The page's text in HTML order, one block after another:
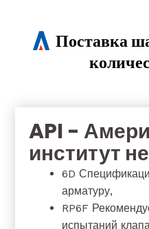
Поставка
API -
институт
6D
арматуру,
RP6F
испытаний